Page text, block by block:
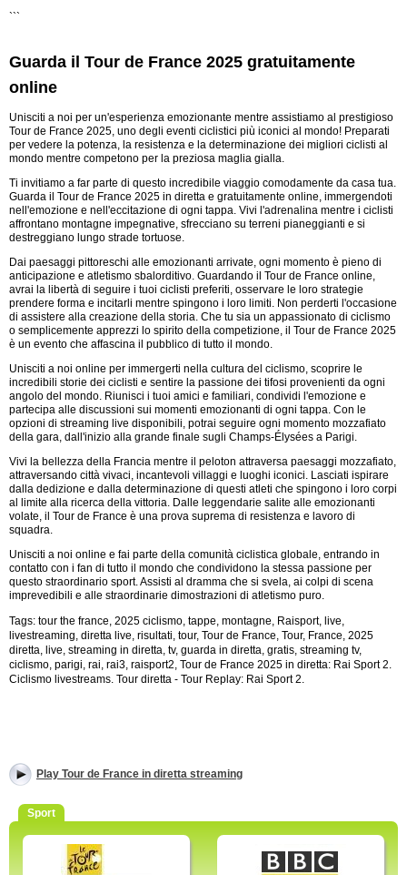
```
Guarda il Tour de France 2025 gratuitamente
online
Unisciti a noi per un'esperienza emozionante mentre assistiamo al prestigioso
Tour de France 2025, uno degli eventi ciclistici più iconici al mondo! Preparati
per vedere la potenza, la resistenza e la determinazione dei migliori ciclisti al
mondo mentre competono per la preziosa maglia gialla.
Ti invitiamo a far parte di questo incredibile viaggio comodamente da casa tua.
Guarda il Tour de France 2025 in diretta e gratuitamente online, immergendoti
nell'emozione e nell'eccitazione di ogni tappa. Vivi l'adrenalina mentre i ciclisti
affrontano montagne impegnative, sfrecciano su terreni pianeggianti e si
destreggiano lungo strade tortuose.
Dai paesaggi pittoreschi alle emozionanti arrivate, ogni momento è pieno di
anticipazione e atletismo sbalorditivo. Guardando il Tour de France online,
avrai la libertà di seguire i tuoi ciclisti preferiti, osservare le loro strategie
prendere forma e incitarli mentre spingono i loro limiti. Non perderti l'occasione
di assistere alla creazione della storia. Che tu sia un appassionato di ciclismo
o semplicemente apprezzi lo spirito della competizione, il Tour de France 2025
è un evento che affascina il pubblico di tutto il mondo.
Unisciti a noi online per immergerti nella cultura del ciclismo, scoprire le
incredibili storie dei ciclisti e sentire la passione dei tifosi provenienti da ogni
angolo del mondo. Riunisci i tuoi amici e familiari, condividi l'emozione e
partecipa alle discussioni sui momenti emozionanti di ogni tappa. Con le
opzioni di streaming live disponibili, potrai seguire ogni momento mozzafiato
della gara, dall'inizio alla grande finale sugli Champs-Élysées a Parigi.
Vivi la bellezza della Francia mentre il peloton attraversa paesaggi mozzafiato,
attraversando città vivaci, incantevoli villaggi e luoghi iconici. Lasciati ispirare
dalla dedizione e dalla determinazione di questi atleti che spingono i loro corpi
al limite alla ricerca della vittoria. Dalle leggendarie salite alle emozionanti
volate, il Tour de France è una prova suprema di resistenza e lavoro di
squadra.
Unisciti a noi online e fai parte della comunità ciclistica globale, entrando in
contatto con i fan di tutto il mondo che condividono la stessa passione per
questo straordinario sport. Assisti al dramma che si svela, ai colpi di scena
imprevedibili e alle straordinarie dimostrazioni di atletismo puro.
Tags: tour the france, 2025 ciclismo, tappe, montagne, Raisport, live,
livestreaming, diretta live, risultati, tour, Tour de France, Tour, France, 2025
diretta, live, streaming in diretta, tv, guarda in diretta, gratis, streaming tv,
ciclismo, parigi, rai, rai3, raisport2, Tour de France 2025 in diretta: Rai Sport 2.
Ciclismo livestreams. Tour diretta - Tour Replay: Rai Sport 2.
Play Tour de France in diretta streaming
Sport